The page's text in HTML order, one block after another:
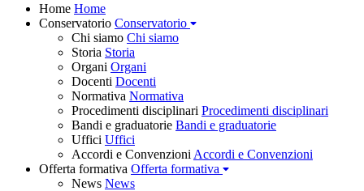
Home Home
Conservatorio Conservatorio
Chi siamo Chi siamo
Storia Storia
Organi Organi
Docenti Docenti
Normativa Normativa
Procedimenti disciplinari Procedimenti disciplinari
Bandi e graduatorie Bandi e graduatorie
Uffici Uffici
Accordi e Convenzioni Accordi e Convenzioni
Offerta formativa Offerta formativa
News News